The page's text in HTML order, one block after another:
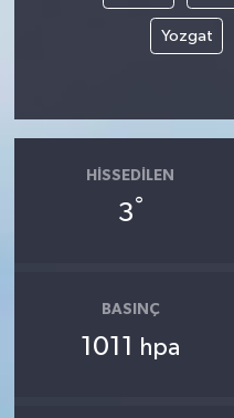
Yozgat
HISSEDILEN
3°
BASINÇ
1011 hpa